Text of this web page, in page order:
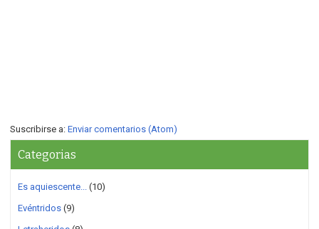
Suscribirse a: Enviar comentarios (Atom)
Categorias
Es aquiescente...
(10)
Evéntridos (9)